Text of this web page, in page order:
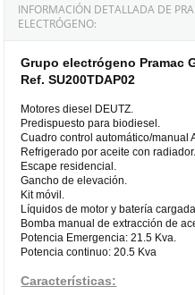
INFORMACIÓN DETALLADA DE
ELECTRÓGENO:
Grupo electrógeno Pramac
Ref. SU200TDAP02
Motores diesel DEUTZ.
Predispuesto para biodiesel.
Cuadro control automático/manual
Refrigerado por aceite con radiador.
Escape residencial.
Gancho de elevación.
Kit móvil.
Líquidos de motor y batería
Bomba manual de extracción de
Potencia Emergencia: 21.5 Kva.
Potencia continuo: 20.5 Kva
Características: